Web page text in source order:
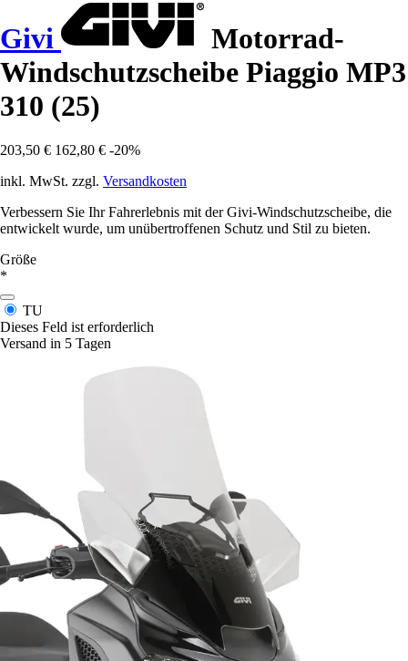
Givi
Motorrad-
Windschutzscheibe Piaggio MP3
310 (25)
203,50 € 162,80 € -20%
inkl. MwSt. zzgl. Versandkosten
Verbessern Sie Ihr Fahrerlebnis mit der Givi-Windschutzscheibe, die
entwickelt wurde, um unübertroffenen Schutz und Stil zu bieten.
Größe
*
TU
Dieses Feld ist erforderlich
Versand in 5 Tagen